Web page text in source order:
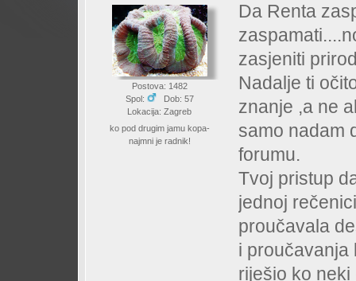
Postova: 1482
Spol:
Dob: 57
Lokacija: Zagreb
ko pod drugim jamu kopa-
najmni je radnik!
Da Renta
zasjeniti
Nadalje ti
znanje ,a ne
samo nadam
forumu.
Tvoj pristup
jednoj
proučavala
i proučavanja
riješio ko